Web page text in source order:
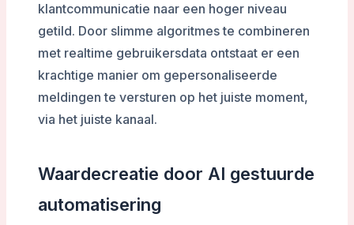
klantcommunicatie naar een hoger niveau
getild. Door slimme algoritmes te combineren
met realtime gebruikersdata ontstaat er een
krachtige manier om gepersonaliseerde
meldingen te versturen op het juiste moment,
via het juiste kanaal.
Waardecreatie door AI gestuurde
automatisering